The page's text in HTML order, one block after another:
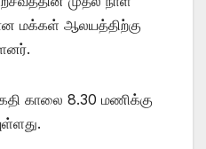
மக்கள் ஆலயத்திற்கு
காலை 8.30 மணிக்கு